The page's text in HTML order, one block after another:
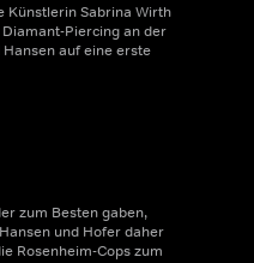
Künstlerin Sabrina Wirth
Piercing an der
auf eine erste
zum Besten gaben,
und Hofer daher
Rosenheim-Cops zum